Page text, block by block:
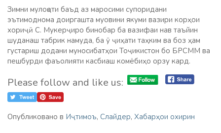
Зимни мулоқоти баъд аз маросими супоридани
эътимоднома доиргашта муовини якуми вазири корҳои
хориҷӣ С. Мукерҷиро бинобар ба вазифаи нав таъйин
шуданаш табрик намуда, ба ӯ ҷиҳати таҳким ва боз ҳам
густариш додани муносибатҳои Тоҷикистон бо БРСММ ва
пешбурди фаъолияти касбиаш комёбиҳо орзу кард.
Please follow and like us:
Опубликовано в Иҷтимоъ, Слайдер, Хабарҳои охирин